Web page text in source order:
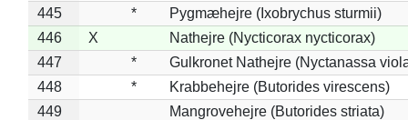
445
*
Pygmæhejre (Ixobrychus sturmii)
446
X
Nathejre (Nycticorax nycticorax)
447
*
Gulkronet Nathejre (Nyctanassa
448
*
Krabbehejre (Butorides virescens)
449
Mangrovehejre (Butorides striata)